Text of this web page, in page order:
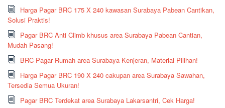
Harga Pagar BRC 175 X 240 kawasan Surabaya Pabean Cantikan,
Solusi Praktis!
Pagar BRC Anti Climb khusus area Surabaya Pabean Cantian,
Mudah Pasang!
BRC Pagar Rumah area Surabaya Kenjeran, Material Pilihan!
Harga Pagar BRC 190 X 240 cakupan area Surabaya Sawahan,
Tersedia Semua Ukuran!
Pagar BRC Terdekat area Surabaya Lakarsantri, Cek Harga!